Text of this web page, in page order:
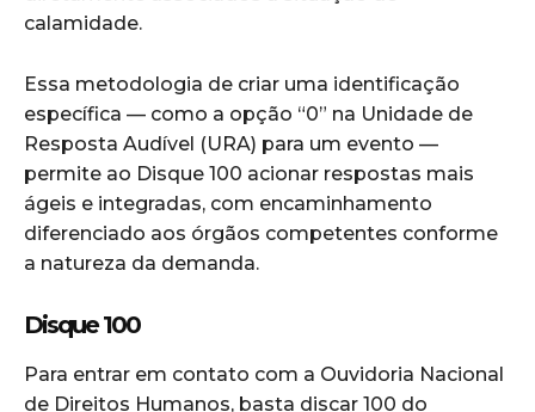
calamidade.
Essa metodologia de criar uma identificação
específica — como a opção “0” na Unidade de
Resposta Audível (URA) para um evento —
permite ao Disque 100 acionar respostas mais
ágeis e integradas, com encaminhamento
diferenciado aos órgãos competentes conforme
a natureza da demanda.
Disque 100
Para entrar em contato com a Ouvidoria Nacional
de Direitos Humanos, basta discar 100 do